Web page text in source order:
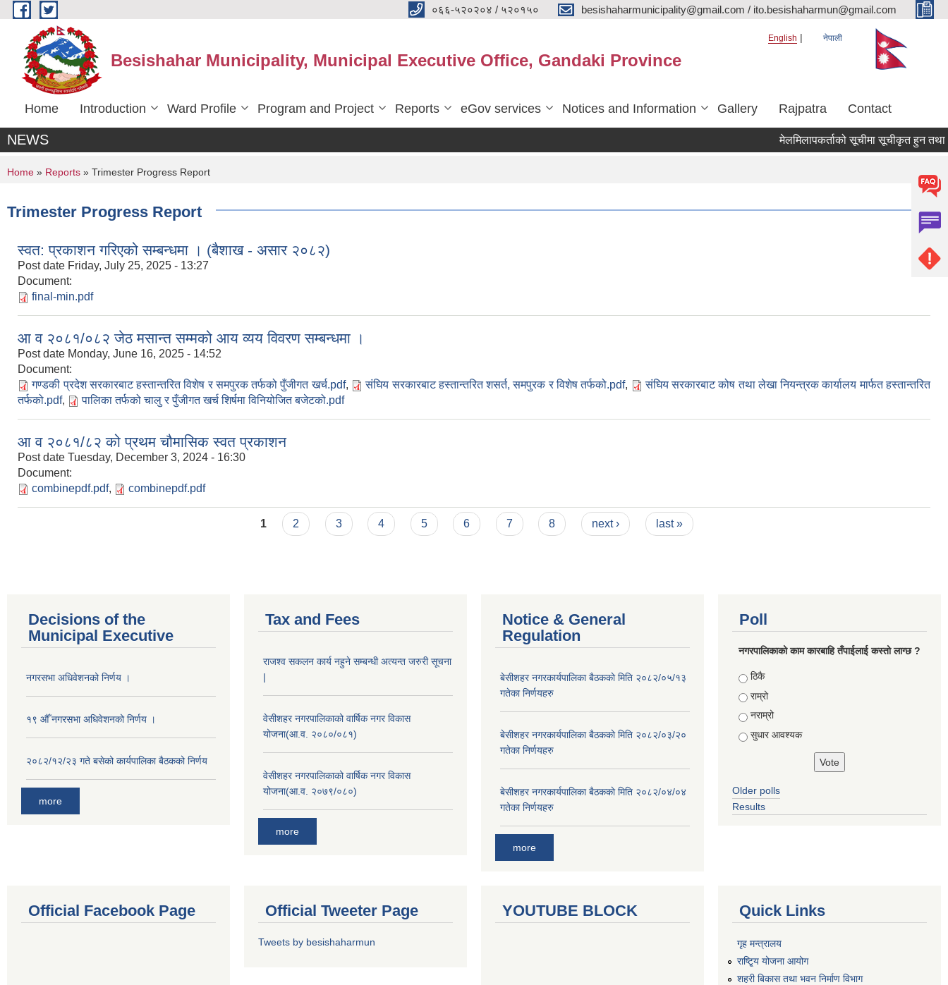
Skip to main content ०६६-५२०२०४ / ५२०१५० besishaharmunicipality@gmail.com / ito.besishaharmun@gmail.com
Besishahar Municipality, Municipal Executive Office, Gandaki Province
English नेपाली
Home Introduction Ward Profile Program and Project Reports eGov services Notices and Information Gallery Rajpatra Contact
NEWS मेलमिलापकर्ताको सूचीमा सूचीकृत हुन तथा
You are here
Home » Reports » Trimester Progress Report
Trimester Progress Report
स्वत: प्रकाशन गरिएको सम्बन्धमा । (बैशाख - असार २०८२)
Post date Friday, July 25, 2025 - 13:27
Document:
final-min.pdf
आ व २०८१/०८२ जेठ मसान्त सम्मको आय व्यय विवरण सम्बन्धमा ।
Post date Monday, June 16, 2025 - 14:52
Document:
गण्डकी प्रदेश सरकारबाट हस्तान्तरित विशेष र समपुरक तर्फको पुँजीगत खर्च.pdf, संघिय सरकारबाट हस्तान्तरित शसर्त, समपुरक र विशेष तर्फको.pdf,
संघिय सरकारबाट कोष तथा लेखा नियन्त्रक कार्यालय मार्फत हस्तान्तरित
तर्फको.pdf, पालिका तर्फको चालु र पुँजीगत खर्च शिर्षमा विनियोजित बजेटको.pdf
आ व २०८१/८२ को प्रथम चौमासिक स्वत प्रकाशन
Post date Tuesday, December 3, 2024 - 16:30
Document:
combinepdf.pdf, combinepdf.pdf
1 2 3 4 5 6 7 8 next › last »
Decisions of the
Municipal Executive
नगरसभा अधिवेशनको निर्णय ।
१९ औँ नगरसभा अधिवेशनको निर्णय ।
२०८२/१२/२३ गते बसेको कार्यपालिका बैठकको निर्णय
more
Tax and Fees
राजश्व सकलन कार्य नहुने सम्बन्धी अत्यन्त जरुरी सूचना
|
वेसीशहर नगरपालिकाको वार्षिक नगर विकास
योजना(आ.व. २०८०/०८१)
वेसीशहर नगरपालिकाको वार्षिक नगर विकास
योजना(आ.व. २०७९/०८०)
more
Notice & General
Regulation
बे‍‍सीशहर नगरकार्यपालिका बैठककाे मिति २०८२/०५/१३
गतेका निर्णयहरु
बे‍‍सीशहर नगरकार्यपालिका बैठककाे मिति २०८२/०३/२०
गतेका निर्णयहरु
बे‍‍सीशहर नगरकार्यपालिका बैठककाे मिति २०८२/०४/०४
गतेका निर्णयहरु
more
Poll
नगरपालिकाको काम कारबाहि तँपाईलाई कस्तो लाग्छ ?
Choices
ठिकै
राम्रो
नराम्रो
सुधार आवश्यक
Older polls
Results
Official Facebook Page Official Tweeter Page
Tweets by besishaharmun
YOUTUBE BLOCK Quick Links
गृह मन्त्रालय
राष्टि्ृय योजना आयोग
शहरी बिकास तथा भवन निर्माण विभाग